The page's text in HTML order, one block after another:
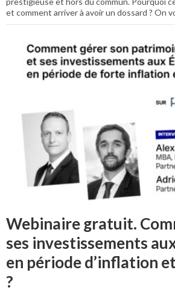
et comment arriver à avoir un dossard ? On
Webinaire gratuit.
ses investissements
en période d’inflation
?